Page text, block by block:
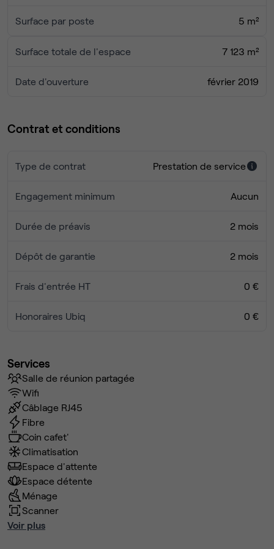
Surface par poste 5 m²
Surface totale de l'espace 7 123 m²
Date d'ouverture février 2019
Contrat et conditions
Type de contrat Prestation de service
Engagement minimum Aucun
Durée de préavis 2 mois
Dépôt de garantie 2 mois
Frais d'entrée HT 0 €
Honoraires Ubiq 0 €
Services
Salle de réunion partagée
Wifi
Câblage RJ45
Fibre
Coin cafet'
Climatisation
Espace d'attente
Espace détente
Ménage
Scanner
Voir plus